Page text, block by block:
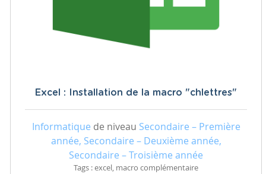
Excel : Installation de la macro "chlettres"
Informatique de niveau Secondaire – Première
année, Secondaire – Deuxième année,
Secondaire – Troisième année
Tags : excel, macro complémentaire